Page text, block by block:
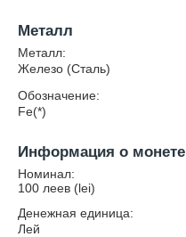
Металл
Металл:
Железо (Сталь)
Обозначение:
Fe(*)
Информация о монете
Номинал:
100 леев (lei)
Денежная единица:
Лей